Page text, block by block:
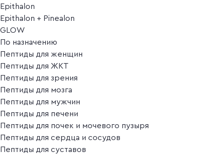
Epithalon
Epithalon + Pinealon
GLOW
По назначению
Пептиды для женщин
Пептиды для ЖКТ
Пептиды для зрения
Пептиды для мозга
Пептиды для мужчин
Пептиды для печени
Пептиды для почек и мочевого пузыря
Пептиды для сердца и сосудов
Пептиды для суставов